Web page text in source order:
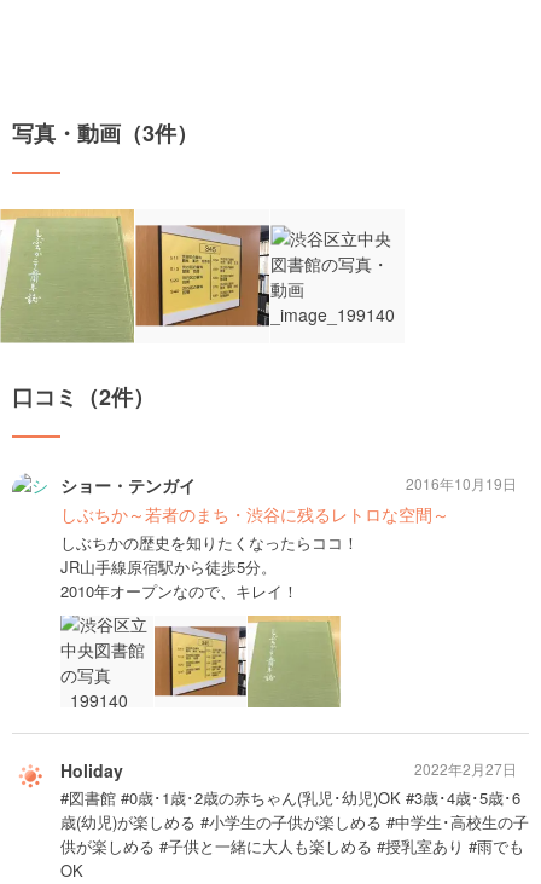
写真・動画（3件）
口コミ（2件）
ショー・テンガイ
しぶちか～若者のまち・渋谷に残るレトロな空間～
しぶちかの歴史を知りたくなったらココ！
JR山手線原宿駅から徒歩5分。
2010年オープンなので、キレイ！
2016年10月19日
Holiday
#図書館 #0歳･1歳･2歳の赤ちゃん(乳児･幼児)OK #3歳･4歳･5歳･6
歳(幼児)が楽しめる #小学生の子供が楽しめる #中学生･高校生の子
供が楽しめる #子供と一緒に大人も楽しめる #授乳室あり #雨でも
OK
2022年2月27日